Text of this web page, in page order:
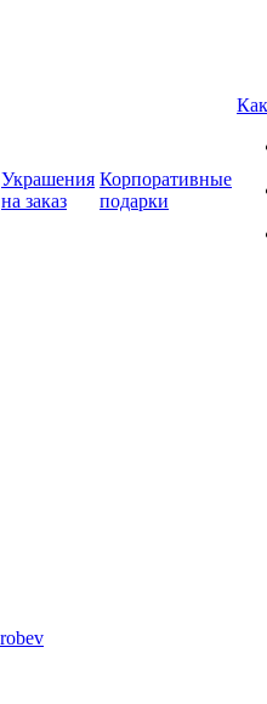
Украшения
на заказ
Корпоративные
подарки